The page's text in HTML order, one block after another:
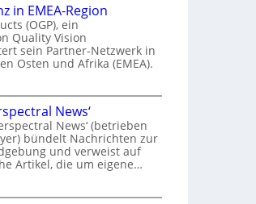
in EMEA-Region
(OGP), ein
Quality Vision
sein Partner-Netzwerk in
Osten und Afrika (EMEA).
News‘
News‘ (betrieben
bündelt Nachrichten zur
und verweist auf
Artikel, die um eigene…